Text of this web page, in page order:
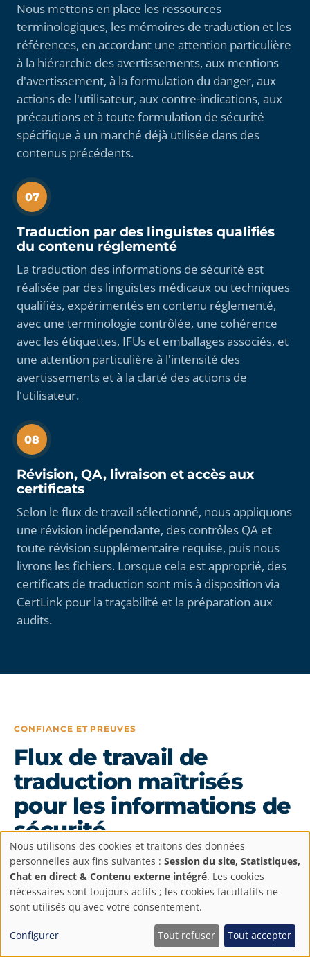
Nous mettons en place les ressources
terminologiques, les mémoires de traduction et les
références, en accordant une attention particulière
à la hiérarchie des avertissements, aux mentions
d'avertissement, à la formulation du danger, aux
actions de l'utilisateur, aux contre-indications, aux
précautions et à toute formulation de sécurité
spécifique à un marché déjà utilisée dans des
contenus précédents.
07
Traduction par des linguistes qualifiés
du contenu réglementé
La traduction des informations de sécurité est
réalisée par des linguistes médicaux ou techniques
qualifiés, expérimentés en contenu réglementé,
avec une terminologie contrôlée, une cohérence
avec les étiquettes, IFUs et emballages associés, et
une attention particulière à l'intensité des
avertissements et à la clarté des actions de
l'utilisateur.
08
Révision, QA, livraison et accès aux
certificats
Selon le flux de travail sélectionné, nous appliquons
une révision indépendante, des contrôles QA et
toute révision supplémentaire requise, puis nous
livrons les fichiers. Lorsque cela est approprié, des
certificats de traduction sont mis à disposition via
CertLink pour la traçabilité et la préparation aux
audits.
CONFIANCE ET PREUVES
Flux de travail de
traduction maîtrisés
pour les informations de
sécurité
ISO 9001 ISO 13485 ISO 17100
AbroadLink est une entreprise de traduction
B2B spécialisée dans les contenus réglementés
Paramètres
de
confidentialité
Nous utilisons des cookies et traitons des données
personnelles aux fins suivantes : Session du site, Statistiques,
Chat en direct & Contenu externe intégré. Les cookies
nécessaires sont toujours actifs ; les cookies facultatifs ne
sont utilisés qu'avec votre consentement.
Configurer Tout refuser Tout accepter